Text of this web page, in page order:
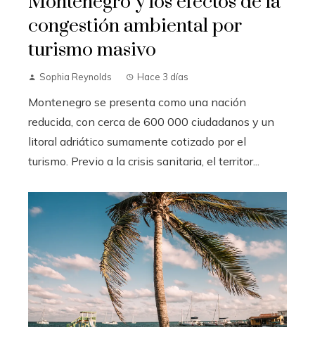
congestión ambiental por
turismo masivo
Sophia Reynolds Hace 3 días
Montenegro se presenta como una nación
reducida, con cerca de 600 000 ciudadanos y un
litoral adriático sumamente cotizado por el
turismo. Previo a la crisis sanitaria, el territor...